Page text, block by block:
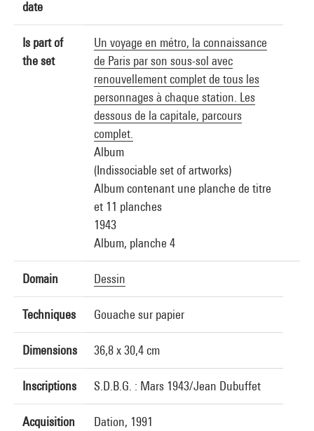
date
Is part of
the set
Un voyage en métro, la connaissance
de Paris par son sous-sol avec
renouvellement complet de tous les
personnages à chaque station. Les
dessous de la capitale, parcours
complet.
Album
(Indissociable set of artworks)
Album contenant une planche de titre
et 11 planches
1943
Album, planche 4
Domain Dessin
Techniques Gouache sur papier
Dimensions 36,8 x 30,4 cm
Inscriptions S.D.B.G. : Mars 1943/Jean Dubuffet
Acquisition Dation, 1991